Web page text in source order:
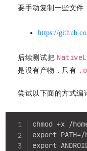
要手动复制一些文件
https://
后续测试把
是没有产物，只有 .o
尝试以下面的方式编
chmod +x /
export
export